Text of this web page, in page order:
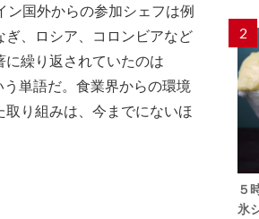
ン国外からの参加シェフは例
、ロシア、コロンビアなど
繰り返されていたのは
う単語だ。食業界からの環境
り組みは、今までにないほ
2
５
氷